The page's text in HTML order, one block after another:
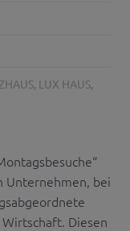
, LUX HAUS,
Unternehmen, bei
Diesen